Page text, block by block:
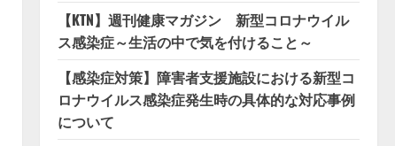
【KTN】週刊健康マガジン 新型コロナウイル
ス感染症～生活の中で気を付けること～
【感染症対策】障害者支援施設における新型コ
ロナウイルス感染症発生時の具体的な対応事例
について